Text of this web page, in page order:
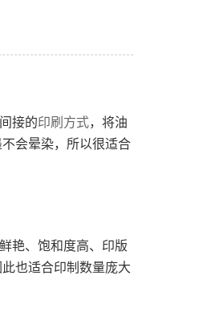
接的印刷方式，将油
会晕染，所以很适合
艳、饱和度高、印版
也适合印制数量庞大